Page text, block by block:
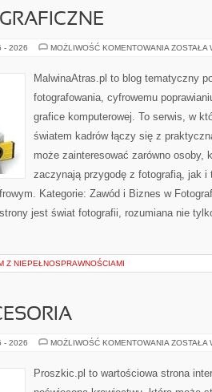
- 2026 MOŻLIWOŚĆ KOMENTOWANIA TECHNIKI
ZOSTAŁA
MalwinaAtras.pl to blog tematyczny
fotografowania, cyfrowemu
grafice komputerowej. To serwis, w
światem kadrów łączy się z
może zainteresować zarówno osoby,
zaczynają przygodę z fotografią, jak
Kategorie: Zawód i Biznes w
jest świat fotografii, rozumiana nie
Z NIEPEŁNOSPRAWNOŚCIAMI
- 2026 MOŻLIWOŚĆ KOMENTOWANIA MASZYNY
ZOSTAŁA
Proszkic.pl to wartościowa strona